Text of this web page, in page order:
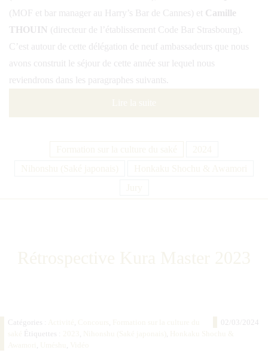
(MOF et bar manager au Harry’s Bar de Cannes) et Camille
THOUIN (directeur de l’établissement Code Bar Strasbourg).
C’est autour de cette délégation de neuf ambassadeurs que nous
avons construit le séjour de cette année sur lequel nous
reviendrons dans les paragraphes suivants.
02/03/2024
Catégories : , ,
Étiquettes : , ,
, ,